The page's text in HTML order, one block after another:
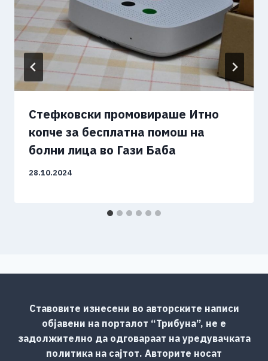
Стефковски промовираше Итно
копче за бесплатна помош на
болни лица во Гази Баба
28.10.2024
Ставовите изнесени во авторските написи
објавени на порталот “Трибуна”, не е
задолжително да одговараат на уредувачката
политика на сајтот. Авторите носат